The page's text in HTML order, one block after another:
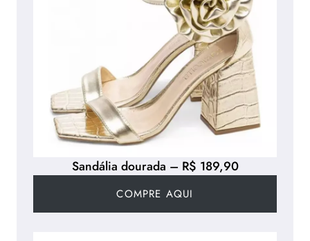
Sandália dourada – R$ 189,90
COMPRE AQUI